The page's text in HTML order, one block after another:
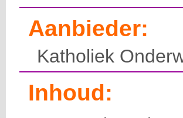
Aanbieder:
Katholiek
Inhoud: